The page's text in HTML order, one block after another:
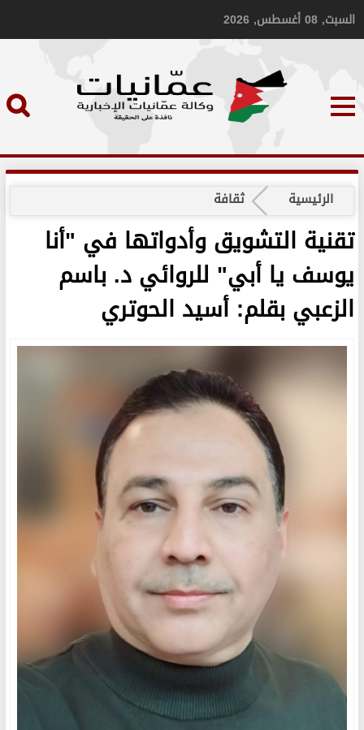
السبت, 08 أغسطس, 2026
الرئيسية ثقافة
تقنية التشويق وأدواتها في "أنا
يوسف يا أبي" للروائي د. باسم
الزعبي بقلم: أسيد الحوتري